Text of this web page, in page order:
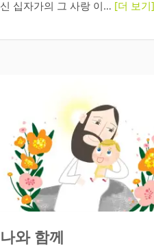
신 십자가의 그 사랑 이… [더 보기]
나와 함께